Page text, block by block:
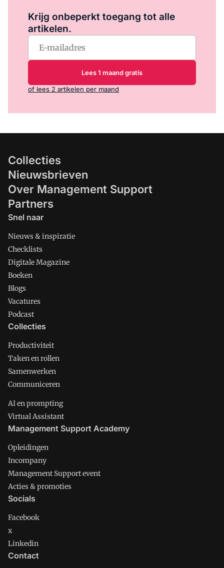
Krijg onbeperkt toegang tot alle
artikelen.
Lees 1 maand gratis
of lees 2 artikelen per maand
Collecties
Nieuwsbrieven
Over Management Support
Partners
Snel naar
Nieuws & inspiratie
Checklists
Digitale Magazine
Boeken
Blogs
Vacatures
Podcast
Collecties
Productiviteit
Taken en rollen
Samenwerken
Communiceren
AI en prompting
Virtual Assistant
Management Support Academy
Opleidingen
Incompany
Management Support event
Acties & promoties
Socials
Facebook
x
Linkedin
Contact